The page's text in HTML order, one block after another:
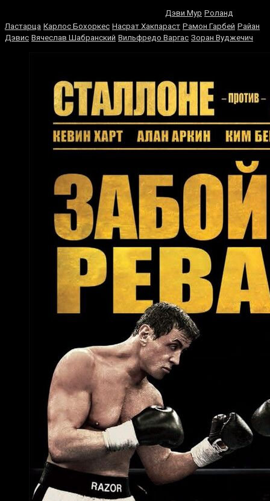
Дэви Мур Роланд
Ластарца Карлос Бохоркес Насрат Хакпараст Рамон Гарбей Райан
Дэвис Вячеслав Шабранский Вильфредо Варгас Зоран Вуджечич